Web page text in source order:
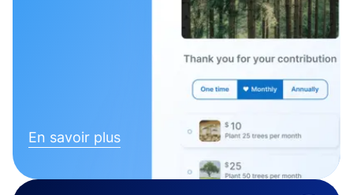
En savoir plus